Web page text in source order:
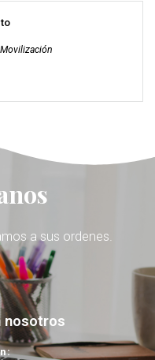
a sus ordenes.
nosotros